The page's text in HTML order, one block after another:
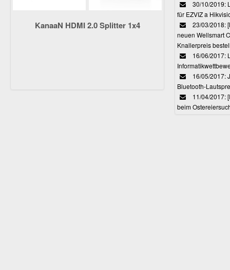
KanaaN HDMI 2.0 Splitter 1x4
30/10/2019:
für EZVIZ a
23/03/2018:
neuen Wellsmart
Knallerpreis
16/06/2017:
16/05/2017:
Bluetooth-
11/04/2017:
beim